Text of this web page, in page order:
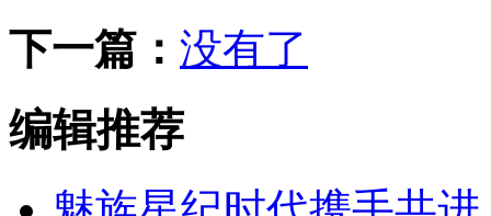
下一篇： 没有了
编辑推荐